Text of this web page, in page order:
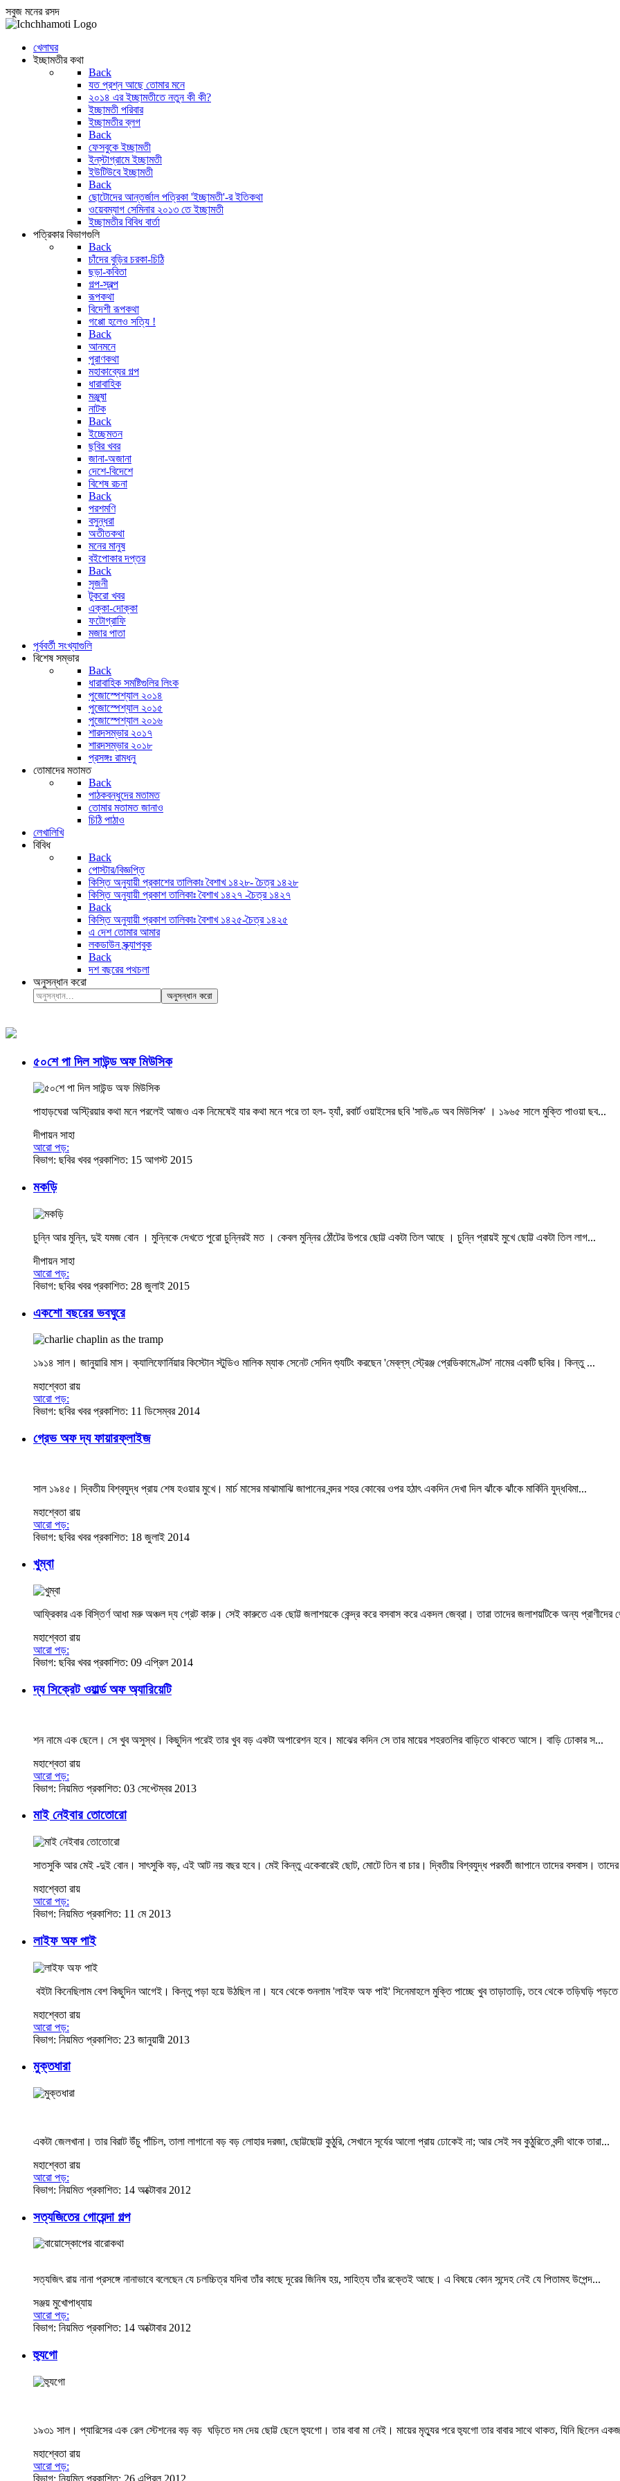
সবুজ মনের রসদ
খেলাঘর
ইচ্ছামতীর কথা
Back
যত প্রশ্ন আছে তোমার মনে
২০১৪ এর ইচ্ছামতীতে নতুন কী কী?
ইচ্ছামতী পরিবার
ইচ্ছামতীর ব্লগ
Back
ফেসবুকে ইচ্ছামতী
ইন্‌স্টাগ্রামে ইচ্ছামতী
ইউটিউবে ইচ্ছামতী
Back
ছোটোদের আন্তর্জাল পত্রিকা 'ইচ্ছামতী'-র ইতিকথা
ওয়েবম্যাগ সেমিনার ২০১৩ তে ইচ্ছামতী
ইচ্ছামতীর বিবিধ বার্তা
পত্রিকার বিভাগগুলি
Back
চাঁদের বুড়ির চরকা-চিঠি
ছড়া-কবিতা
গল্প-স্বল্প
রূপকথা
বিদেশী রূপকথা
গপ্পো হলেও সত্যি !
Back
আনমনে
পুরাণকথা
মহাকাব্যের গল্প
ধারাবাহিক
মঞ্জুষা
নাটক
Back
ইচ্ছেমতন
ছবির খবর
জানা-অজানা
দেশে-বিদেশে
বিশেষ রচনা
Back
পরশমণি
বসুন্ধরা
অতীতকথা
মনের মানুষ
বইপোকার দপ্তর
Back
সৃজনী
টুকরো খবর
এক্কা-দোক্কা
ফটোগ্রাফি
মজার পাতা
পূর্ববর্তী সংখ্যাগুলি
বিশেষ সম্ভার
Back
ধারাবাহিক সমষ্টিগুলির লিংক
পুজোস্পেশ্যাল ২০১৪
পুজোস্পেশ্যাল ২০১৫
পুজোস্পেশ্যাল ২০১৬
শারদসম্ভার ২০১৭
শারদসম্ভার ২০১৮
প্রসঙ্গঃ রামধনু
তোমাদের মতামত
Back
পাঠকবন্ধুদের মতামত
তোমার মতামত জানাও
চিঠি পাঠাও
লেখালিখি
বিবিধ
Back
পোস্টার/বিজ্ঞপ্তি
কিস্তি অনুযায়ী প্রকাশের তালিকাঃ বৈশাখ ১৪২৮- চৈত্র ১৪২৮
কিস্তি অনুযায়ী প্রকাশ তালিকাঃ বৈশাখ ১৪২৭ -চৈত্র ১৪২৭
Back
কিস্তি অনুযায়ী প্রকাশ তালিকাঃ বৈশাখ ১৪২৫-চৈত্র ১৪২৫
এ দেশ তোমার আমার
লকডাউন স্ক্র্যাপবুক
Back
দশ বছরের পথচলা
অনুসন্ধান করো
অনুসন্ধান করো
৫০শে পা দিল সাউন্ড অফ মিউসিক
পাহাড়ঘেরা অস্ট্রিয়ার কথা মনে পরলেই আজও এক নিমেষেই যার কথা মনে পরে তা হল- হ্যাঁ, রবার্ট ওয়াইসের ছবি 'সাউণ্ড অব মিউসিক' । ১৯৬৫ সালে মুক্তি পাওয়া ছব...
দীপায়ন সাহা
আরো পড়:
বিভাগ: ছবির খবর প্রকাশিত: 15 আগস্ট 2015
মকড়ি
চুন্নি আর মুন্নি, দুই যমজ বোন । মুন্নিকে দেখতে পুরো চুন্নিরই মত । কেবল মুন্নির ঠোঁটের উপরে ছোট্ট একটা তিল আছে । চুন্নি প্রায়ই মুখে ছোট্ট একটা তিল লাগ...
দীপায়ন সাহা
আরো পড়:
বিভাগ: ছবির খবর প্রকাশিত: 28 জুলাই 2015
একশো বছরের ভবঘুরে
১৯১৪ সাল। জানুয়ারি মাস। ক্যালিফোর্নিয়ার কিস্টোন স্টুডিও মালিক ম্যাক সেনেট সেদিন শ্যুটিং করছেন 'মেব্‌ল্‌স্‌ স্ট্রেঞ্জ প্রেডিকামেণ্টস' নামের একটি ছবির। কিন্তু ...
মহাশ্বেতা রায়
আরো পড়:
বিভাগ: ছবির খবর প্রকাশিত: 11 ডিসেম্বর 2014
গ্রেভ অফ দ্য ফায়ারফ্লাইজ
সাল ১৯৪৫। দ্বিতীয় বিশ্বযুদ্ধ প্রায় শেষ হওয়ার মুখে। মার্চ মাসের মাঝামাঝি জাপানের বন্দর শহর কোবের ওপর হঠাৎ একদিন দেখা দিল ঝাঁকে ঝাঁকে মার্কিনি যুদ্ধবিমা...
মহাশ্বেতা রায়
আরো পড়:
বিভাগ: ছবির খবর প্রকাশিত: 18 জুলাই 2014
খুম্বা
আফ্রিকার এক বিস্তির্ণ আধা মরু অঞ্চল দ্য গ্রেট কারু। সেই কারুতে এক ছোট্ট জলাশয়কে কেন্দ্র করে বসবাস করে একদল জেব্রা। তারা তাদের জলাশয়টিকে অন্য প্রাণীদের
মহাশ্বেতা রায়
আরো পড়:
বিভাগ: ছবির খবর প্রকাশিত: 09 এপ্রিল 2014
দ্য সিক্রেট ওয়ার্ল্ড অফ অ্যারিয়েটি
শন নামে এক ছেলে। সে খুব অসুস্থ। কিছুদিন পরেই তার খুব বড় একটা অপারেশন হবে। মাঝের কদিন সে তার মায়ের শহরতলির বাড়িতে থাকতে আসে। বাড়ি ঢোকার স...
মহাশ্বেতা রায়
আরো পড়:
বিভাগ: নিয়মিত প্রকাশিত: 03 সেপ্টেম্বর 2013
মাই নেইবার তোতোরো
সাতসুকি আর মেই -দুই বোন। সাৎসুকি বড়, এই আট নয় বছর হবে। মেই কিন্তু একেবারেই ছোট, মোটে তিন বা চার। দ্বিতীয় বিশ্বযুদ্ধ পরবর্তী জাপানে তাদের বসবাস। তাদের
মহাশ্বেতা রায়
আরো পড়:
বিভাগ: নিয়মিত প্রকাশিত: 11 মে 2013
লাইফ অফ পাই
বইটা কিনেছিলাম বেশ কিছুদিন আগেই। কিন্তু পড়া হয়ে উঠছিল না। যবে থেকে শুনলাম 'লাইফ অফ পাই' সিনেমাহলে মুক্তি পাচ্ছে খুব তাড়াতাড়ি, তবে থেকে তড়িঘড়ি
মহাশ্বেতা রায়
আরো পড়:
বিভাগ: নিয়মিত প্রকাশিত: 23 জানুয়ারী 2013
মুক্তধারা
একটা জেলখানা। তার বিরাট উঁচু পাঁচিল, তালা লাগানো বড় বড় লোহার দরজা, ছোট্টছোট্ট কুঠুরি, সেখানে সূর্যের আলো প্রায় ঢোকেই না; আর সেই সব কুঠুরিতে বন্দী থাকে তারা...
মহাশ্বেতা রায়
আরো পড়:
বিভাগ: নিয়মিত প্রকাশিত: 14 অক্টোবার 2012
সত্যজিতের গোয়েন্দা গল্প
সত্যজিৎ রায় নানা প্রসঙ্গে নানাভাবে বলেছেন যে চলচ্চিত্র যদিবা তাঁর কাছে দূরের জিনিষ হয়, সাহিত্য তাঁর রক্তেই আছে। এ বিষয়ে কোন সন্দেহ নেই যে পিতামহ উপেন্দ...
সঞ্জয় মুখোপাধ্যায়
আরো পড়:
বিভাগ: নিয়মিত প্রকাশিত: 14 অক্টোবার 2012
হ্যুগো
১৯৩১ সাল। প্যারিসের এক রেল স্টেশনের বড় বড় ঘড়িতে দম দেয় ছোট্ট ছেলে হ্যুগো। তার বাবা মা নেই। মায়ের মৃত্যুর পরে হ্যুগো তার বাবার সাথে থাকত, যিনি ছিলেন
মহাশ্বেতা রায়
আরো পড়:
বিভাগ: নিয়মিত প্রকাশিত: 26 এপ্রিল 2012